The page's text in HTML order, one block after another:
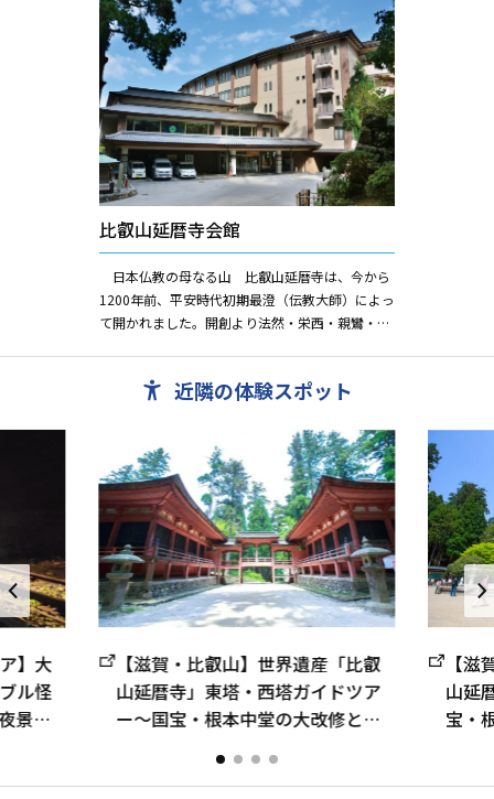
比叡山延暦寺会館
日本仏教の母なる山 比叡山延暦寺は、今から
1200年前、平安時代初期最澄（伝教大師）によっ
て開かれました。開創より法然・栄西・親鸞・道
近隣の体験スポット
】大
ル怪
景と
【滋賀・比叡山】世界遺産「比叡
山延暦寺」東塔・西塔ガイドツア
ー～国宝・根本中堂の大改修と、
【
山延
宝・